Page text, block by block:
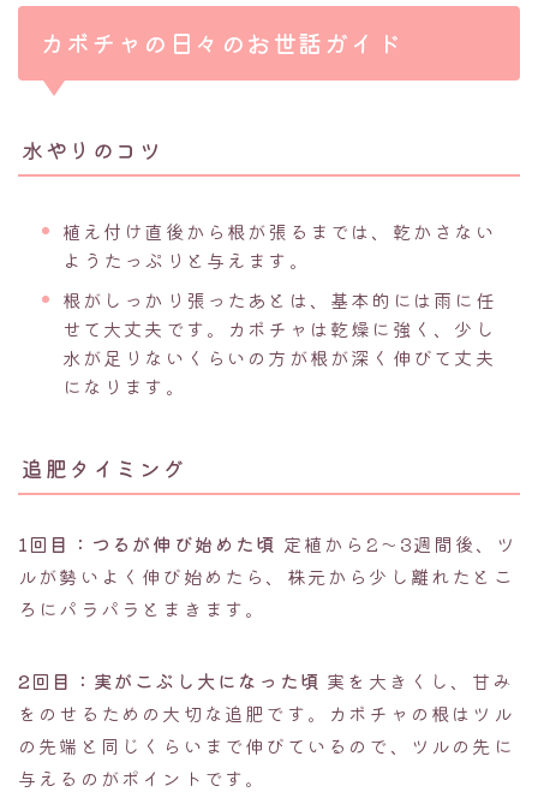
カボチャの日々のお世話ガイド
水やりのコツ
植え付け直後から根が張るまでは、乾かさない
ようたっぷりと与えます。
根がしっかり張ったあとは、基本的には雨に任
せて大丈夫です。カボチャは乾燥に強く、少し
水が足りないくらいの方が根が深く伸びて丈夫
になります。
追肥タイミング
1回目：つるが伸び始めた頃 定植から2〜3週間後、ツ
ルが勢いよく伸び始めたら、株元から少し離れたとこ
ろにパラパラとまきます。
2回目：実がこぶし大になった頃 実を大きくし、甘み
をのせるための大切な追肥です。カボチャの根はツル
の先端と同じくらいまで伸びているので、ツルの先に
与えるのがポイントです。